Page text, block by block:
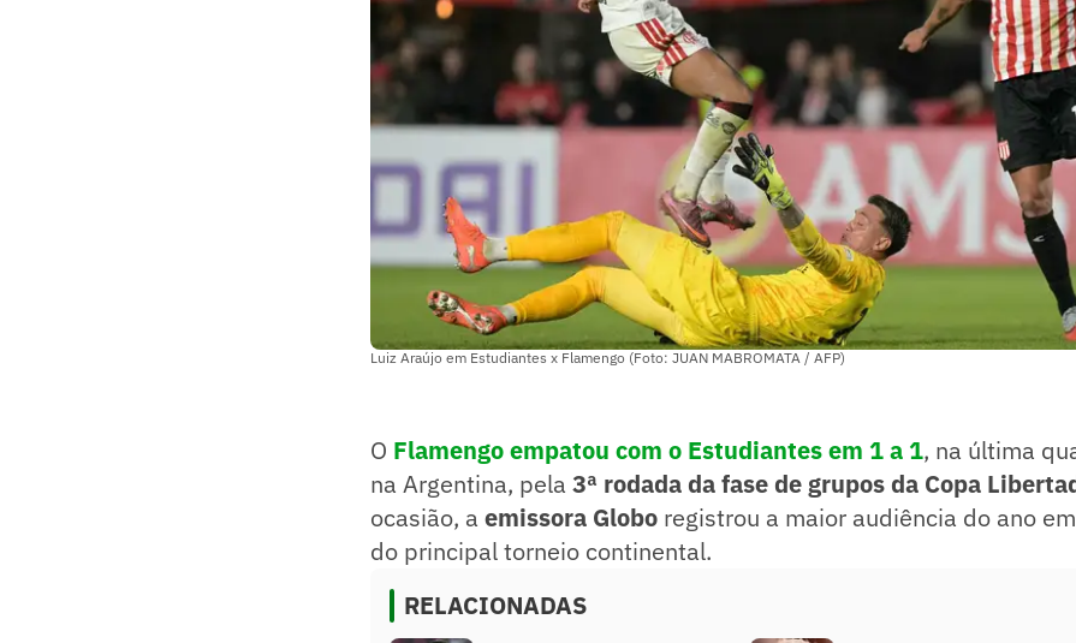
Luiz Araújo em Estudiantes x Flamengo (Foto: JUAN MABROMATA / AFP)
O Flamengo empatou com o Estudiantes em 1 a 1, na última
na Argentina, pela 3ª rodada da fase de grupos da Copa
ocasião, a emissora Globo registrou a maior audiência do ano
do principal torneio continental.
RELACIONADAS